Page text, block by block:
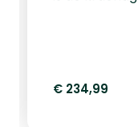
geventileerd
€ 234,99